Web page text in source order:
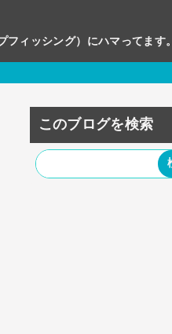
ィッシング）にハマってます。
このブログを検索